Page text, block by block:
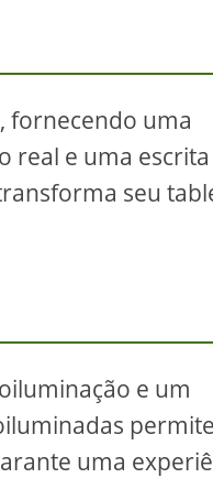
fornecendo uma
real e uma escrita
seu
e um
uma